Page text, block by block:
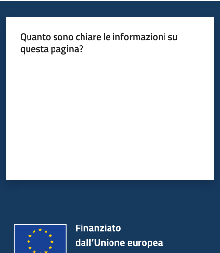
Piattaforme
telematiche
Quanto sono chiare le informazioni su
questa pagina?